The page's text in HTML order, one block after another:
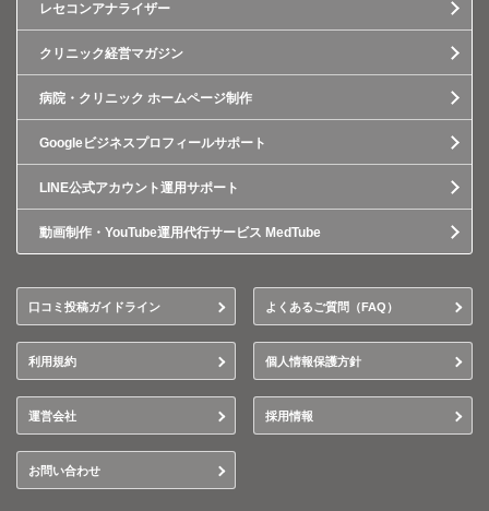
レセコンアナライザー
クリニック経営マガジン
病院・クリニック ホームページ制作
Googleビジネスプロフィールサポート
LINE公式アカウント運用サポート
動画制作・YouTube運用代行サービス MedTube
口コミ投稿ガイドライン よくあるご質問（FAQ）
利用規約 個人情報保護方針
運営会社 採用情報
お問い合わせ